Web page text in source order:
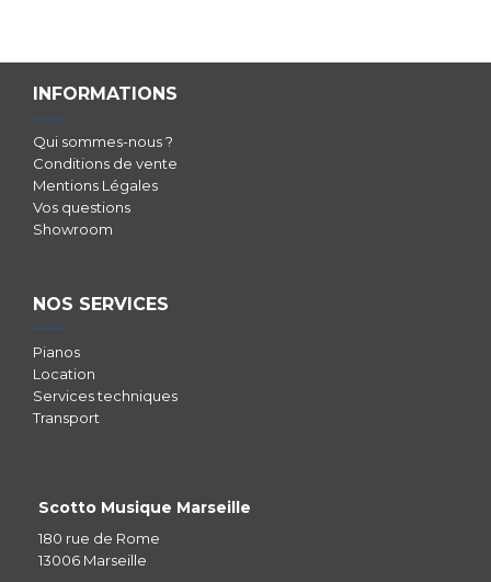
INFORMATIONS
Qui sommes-nous ?
Conditions de vente
Mentions Légales
Vos questions
Showroom
NOS SERVICES
Pianos
Location
Services techniques
Transport
Scotto Musique Marseille
180 rue de Rome
13006 Marseille